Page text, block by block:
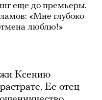
еще до премьеры.
«Мне глубоко
люблю!»
Ксению
Ее отец